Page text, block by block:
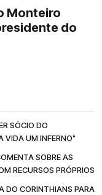
Monteiro
do
SÓCIO DO
VIDA UM INFERNO"
SOBRE AS
RECURSOS PRÓPRIOS
DO CORINTHIANS PARA